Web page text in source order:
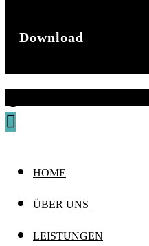
Download
HOME
ÜBER UNS
LEISTUNGEN